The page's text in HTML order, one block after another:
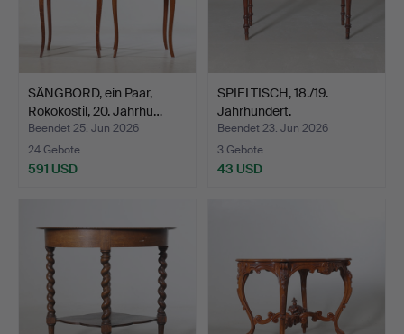
SÄNGBORD, ein Paar,
Rokokostil, 20. Jahrhu…
Beendet 25. Jun 2026
24 Gebote
591 USD
SPIELTISCH, 18./19.
Jahrhundert.
Beendet 23. Jun 2026
3 Gebote
43 USD